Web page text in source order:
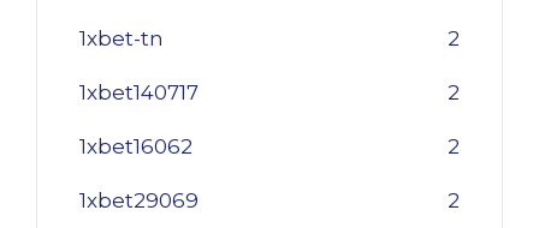
1xbet-tn 2
1xbet140717 2
1xbet16062 2
1xbet29069 2